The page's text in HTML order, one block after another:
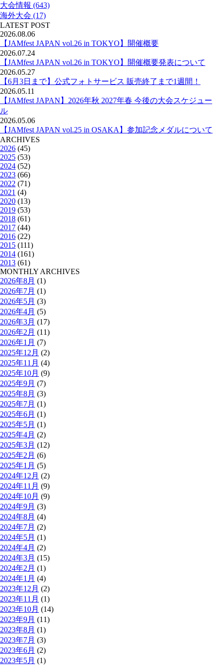
大会情報 (643)
海外大会 (17)
LATEST POST
2026.08.06
【JAMfest JAPAN vol.26 in TOKYO】開催概要
2026.07.24
【JAMfest JAPAN vol.26 in TOKYO】開催概要発表について
2026.05.27
【6月3日まで】公式フォトサービス 販売終了まで1週間！
2026.05.11
【JAMfest JAPAN】2026年秋 2027年春 今後の大会スケジュー
ル
2026.05.06
【JAMfest JAPAN vol.25 in OSAKA】参加記念メダルについて
ARCHIVES
2026 (45)
2025 (53)
2024 (52)
2023 (66)
2022 (71)
2021 (4)
2020 (13)
2019 (53)
2018 (61)
2017 (44)
2016 (22)
2015 (111)
2014 (161)
2013 (61)
MONTHLY ARCHIVES
2026年8月 (1)
2026年7月 (1)
2026年5月 (3)
2026年4月 (5)
2026年3月 (17)
2026年2月 (11)
2026年1月 (7)
2025年12月 (2)
2025年11月 (4)
2025年10月 (9)
2025年9月 (7)
2025年8月 (3)
2025年7月 (1)
2025年6月 (1)
2025年5月 (1)
2025年4月 (2)
2025年3月 (12)
2025年2月 (6)
2025年1月 (5)
2024年12月 (2)
2024年11月 (9)
2024年10月 (9)
2024年9月 (3)
2024年8月 (4)
2024年7月 (2)
2024年5月 (1)
2024年4月 (2)
2024年3月 (15)
2024年2月 (1)
2024年1月 (4)
2023年12月 (2)
2023年11月 (1)
2023年10月 (14)
2023年9月 (11)
2023年8月 (1)
2023年7月 (3)
2023年6月 (2)
2023年5月 (1)